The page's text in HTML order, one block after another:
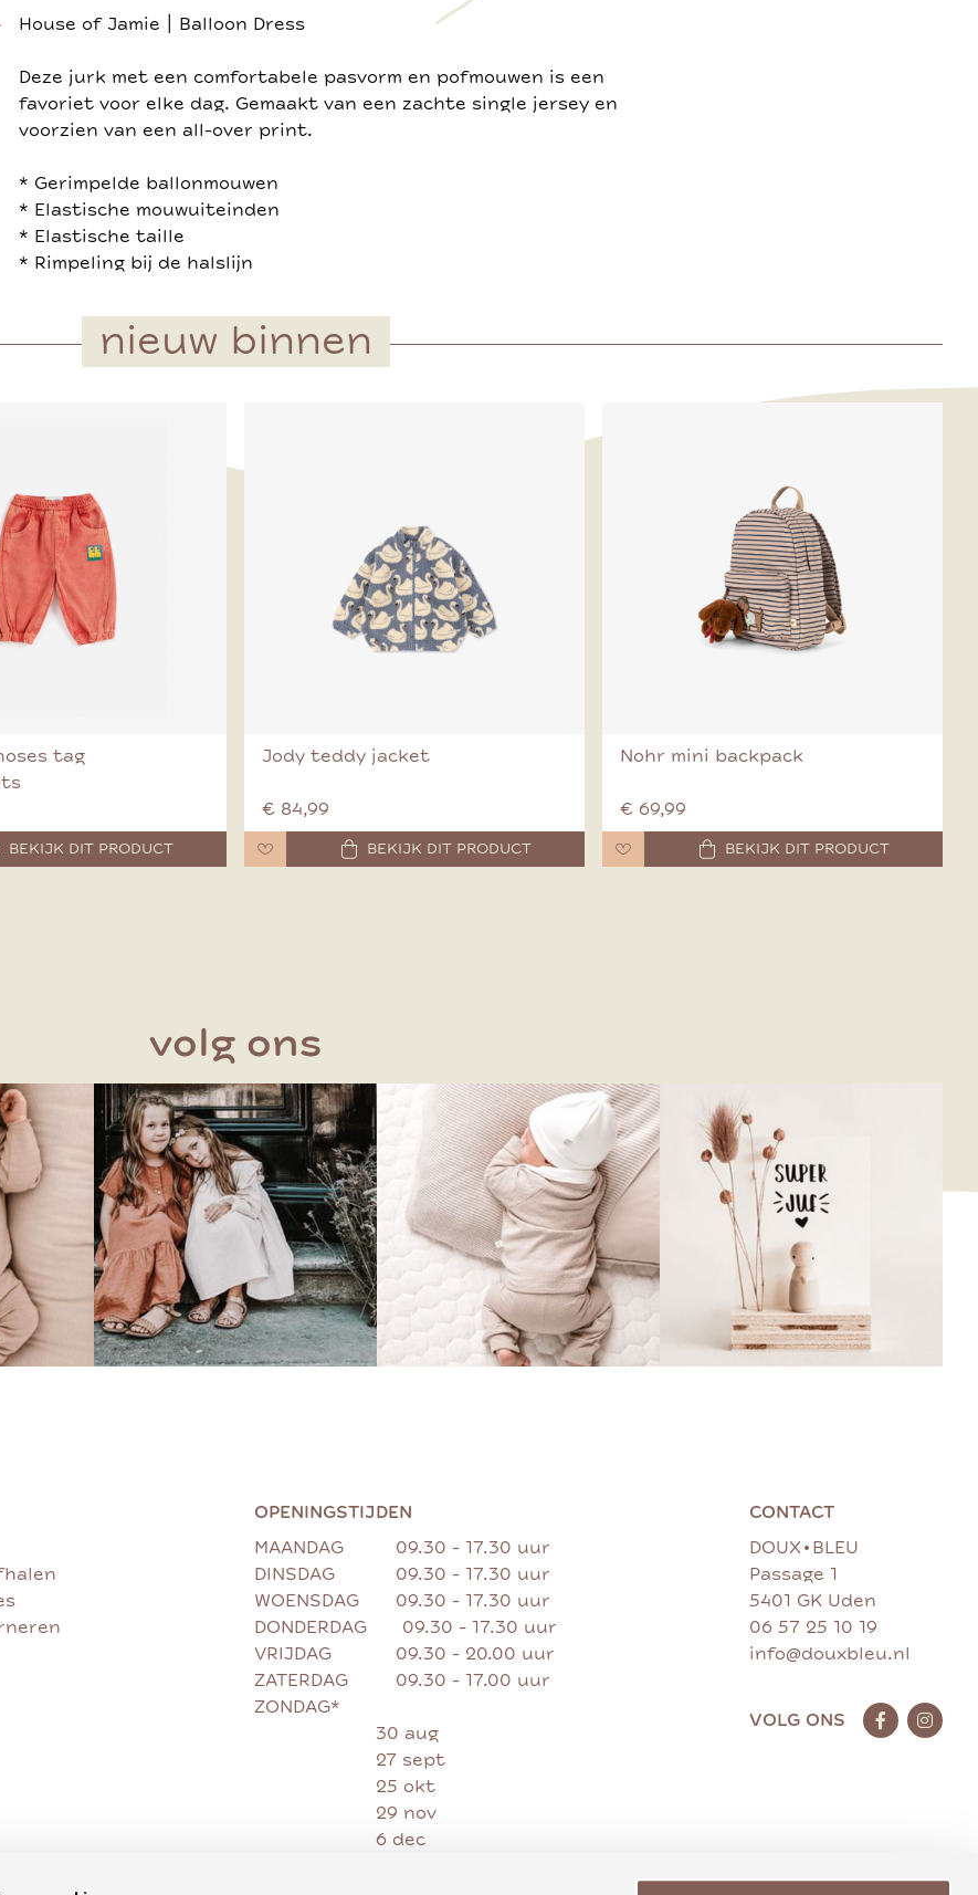
House of Jamie | Balloon Dress
Deze jurk met een comfortabele pasvorm en pofmouwen is een
favoriet voor elke dag. Gemaakt van een zachte single jersey en
voorzien van een all-over print.
* Gerimpelde ballonmouwen
* Elastische mouwuiteinden
* Elastische taille
* Rimpeling bij de halslijn
nieuw binnen
tag
BEKIJK DIT PRODUCT
Jody teddy jacket
€ 84,99
BEKIJK DIT PRODUCT
Nohr mini backpack
€ 69,99
BEKIJK DIT PRODUCT
volg ons
OPENINGSTIJDEN
MAANDAG
09.30 - 17.30 uur
DINSDAG
09.30 - 17.30 uur
WOENSDAG
09.30 - 17.30 uur
DONDERDAG
09.30 - 17.30 uur
VRIJDAG
09.30 - 20.00 uur
ZATERDAG
09.30 - 17.00 uur
ZONDAG*
30 aug
27 sept
25 okt
29 nov
6 dec
CONTACT
DOUX • BLEU
Passage 1
5401 GK Uden
06 57 25 10 19
info@douxbleu.nl
VOLG ONS